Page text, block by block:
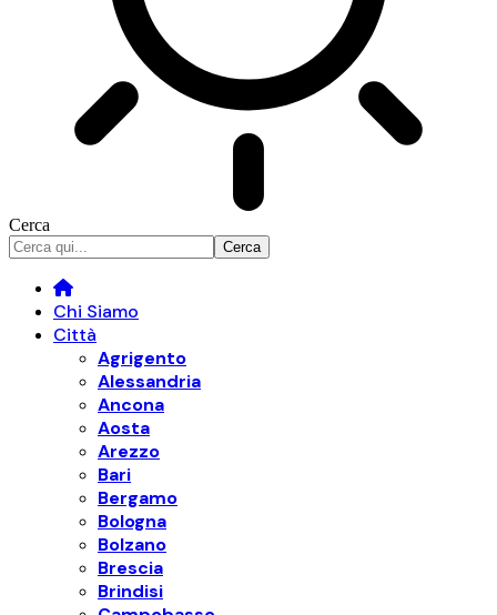
Cerca
Chi Siamo
Città
Agrigento
Alessandria
Ancona
Aosta
Arezzo
Bari
Bergamo
Bologna
Bolzano
Brescia
Brindisi